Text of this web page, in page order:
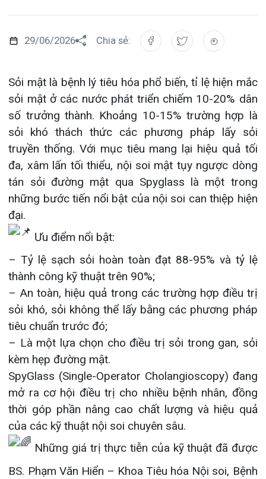
Khoa Tai Mũi Họng
Khoa Xét nghiệm
Khoa Dược
Khoa hồi sức Cấp cứu – Hồi sức tích cực
Khoa ngoại Tổng hợp
Khoa ngoại Thận Tiết Niệu Nam học
Khoa ngoại Chấn thương chỉnh hình
Khoa Phục hồi chức năng
Khoa Tim mạch
Khoa Hô hấp – Nội tiết – Bệnh nhiệt đới
Khoa Cơ xương khớp – Thận tiết niệu – Dị
ứng miễn dịch
Khoa Tiêu hóa
Khoa Ung Bướu
Khoa Thần kinh – Đột quỵ
Khoa Thận nhân tạo
Hướng dẫn khám
Đội ngũ chăm sóc khách hàng
Căm ơn từ người bệnh
Tin tuyển dụng
Video
Kiến thức y dược
Gọi Tổng đài 0225-3955 888
Đặt lịch khám
Tra cứu kết quả xét nghiệm
Tra cứu hóa đơn
sỏi mật ở các nước phát triển chiếm 10-20% dân
số trưởng thành. Khoảng 10-15% trường hợp là
truyền thống. Với mục tiêu mang lại hiệu quả tối
đa, xâm lấn tối thiểu, nội soi mật tụy ngược dòng
tán sỏi đường mật qua Spyglass là một trong
những bước tiến nổi bật của nội soi can thiệp hiện
đại.
Ưu điểm nổi bật:
– Tỷ lệ sạch sỏi hoàn toàn đạt 88-95% và tỷ lệ
thành công kỹ thuật trên 90%;
– An toàn, hiệu quả trong các trường hợp điều trị
sỏi khó, sỏi không thể lấy bằng các phương pháp
tiêu chuẩn trước đó;
– Là một lựa chọn cho điều trị sỏi trong gan, sỏi
kèm hẹp đường mật.
SpyGlass (Single-Operator Cholangioscopy) đang
mở ra cơ hội điều trị cho nhiều bệnh nhân, đồng
thời góp phần nâng cao chất lượng và hiệu quả
của các kỹ thuật nội soi chuyên sâu.
Những giá trị thực tiễn của kỹ thuật đã được
BS. Phạm Văn Hiển – Khoa Tiêu hóa Nội soi, Bệnh
viện đa khoa Quốc tế Hải Phòng báo cáo tại Hội
nghị Khoa học Hệ thống Bệnh viện Quốc tế Hải
Phòng lần thứ II – HAKO 2026 cùng đề tài: “Nội
soi mật tụy ngược dòng tán sỏi đường mật qua
SpyGlass – Nhân một ca lâm sàng”.
Với tính ứng dụng cao, nội dung chuyên môn sâu
sắc và những kết quả điều trị thực tế, bác sĩ đã
nhận những nỗ lực nghiên cứu, cập nhật và làm